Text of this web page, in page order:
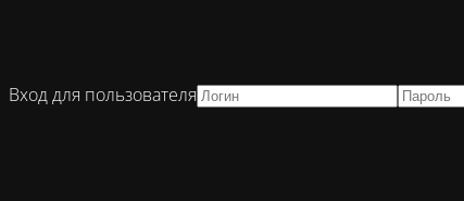
Вход для пользователя